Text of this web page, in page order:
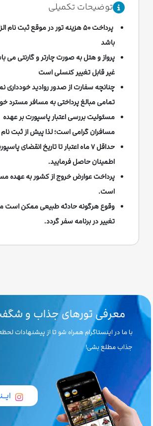
توضیحات تکمیلی
پرداخت ۵۰ هزینه تور در موقع ثبت
باشد
پرواز و هتل به صورت چارتر و گارنتی می
غیر قابل تغییر کنسلی است
چنانچه سفارت از صدور روادید خودداری
تمامی مبالغ پرداختی به مسافر مسترد
مسئولیت بررسی اعتبار پاسپورت بر عهده
مسافران گرامی است؛ لذا پیش از ثبت نام
حداقل ۷ ماه اعتبار تا تاریخ انقضای
اطمینان حاصل فرمایید.
پرداخت عوارض خروج از کشور به عهده
است.
وقوع هرگونه حادثه طبیعی ممکن است
تغییر در برنامه سفر گردد.
معرفی تورهای جذاب و شگفت
با ما در اینستاگرام همراه شو تا از پیشنهادات
جذاب مطلع بشی!